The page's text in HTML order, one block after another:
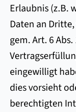
Erlaubnis (z.B.
Daten an
gem. Art. 6
eingewilligt
dies vorsieht
berechtigten